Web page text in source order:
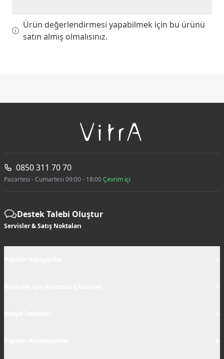
Ürün değerlendirmesi yapabilmek için bu ürünü
satın almış olmalısınız.
0850 311 70 70
Pazartesi - Cumartesi 09:00 - 18:00Çevrim içi
Destek Talebi Oluştur
Servisler & Satış Noktaları